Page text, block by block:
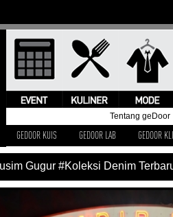
Tentang geDoor
GEDOOR KUIS GEDOOR LAB GEDOOR
#Koleksi Denim Terbaru